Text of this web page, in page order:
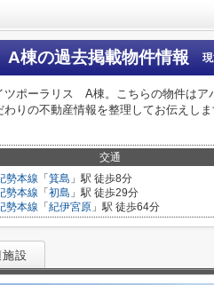
A棟の過去掲載物件情報
ツポーラリス A棟。こちらの物件はア
りの不動産情報を整理してお伝えし
交通
勢本線 「 箕島 」駅 徒歩8分
勢本線 「 初島 」駅 徒歩29分
勢本線 「 紀伊宮原 」駅 徒歩64分
施設